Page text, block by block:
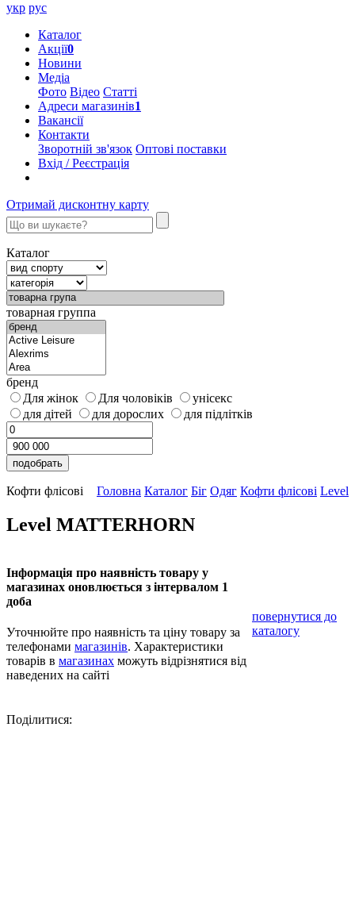
укр рус
Каталог
Акції0
Новини
Медіа
Фото Відео Статті
Адреси магазинів1
Вакансії
Контакти
Зворотній зв'язок Оптові поставки
Вхід / Реєстрація
Отримай дисконтну карту
Каталог
товарная группа
бренд
Для жінок
Для чоловіків
унісекс
для дітей
для дорослих для підлітків
Кофти флісові Головна Каталог Біг Одяг Кофти флісові Level
Level MATTERHORN
Інформація про наявність товару у
магазинах оновлюється з інтервалом 1
доба
Уточнюйте про наявність та ціну товару за
телефонами магазинів. Характеристики
товарів в магазинах можуть відрізнятися від
наведених на сайті
повернутися до
каталогу
Поділитися: